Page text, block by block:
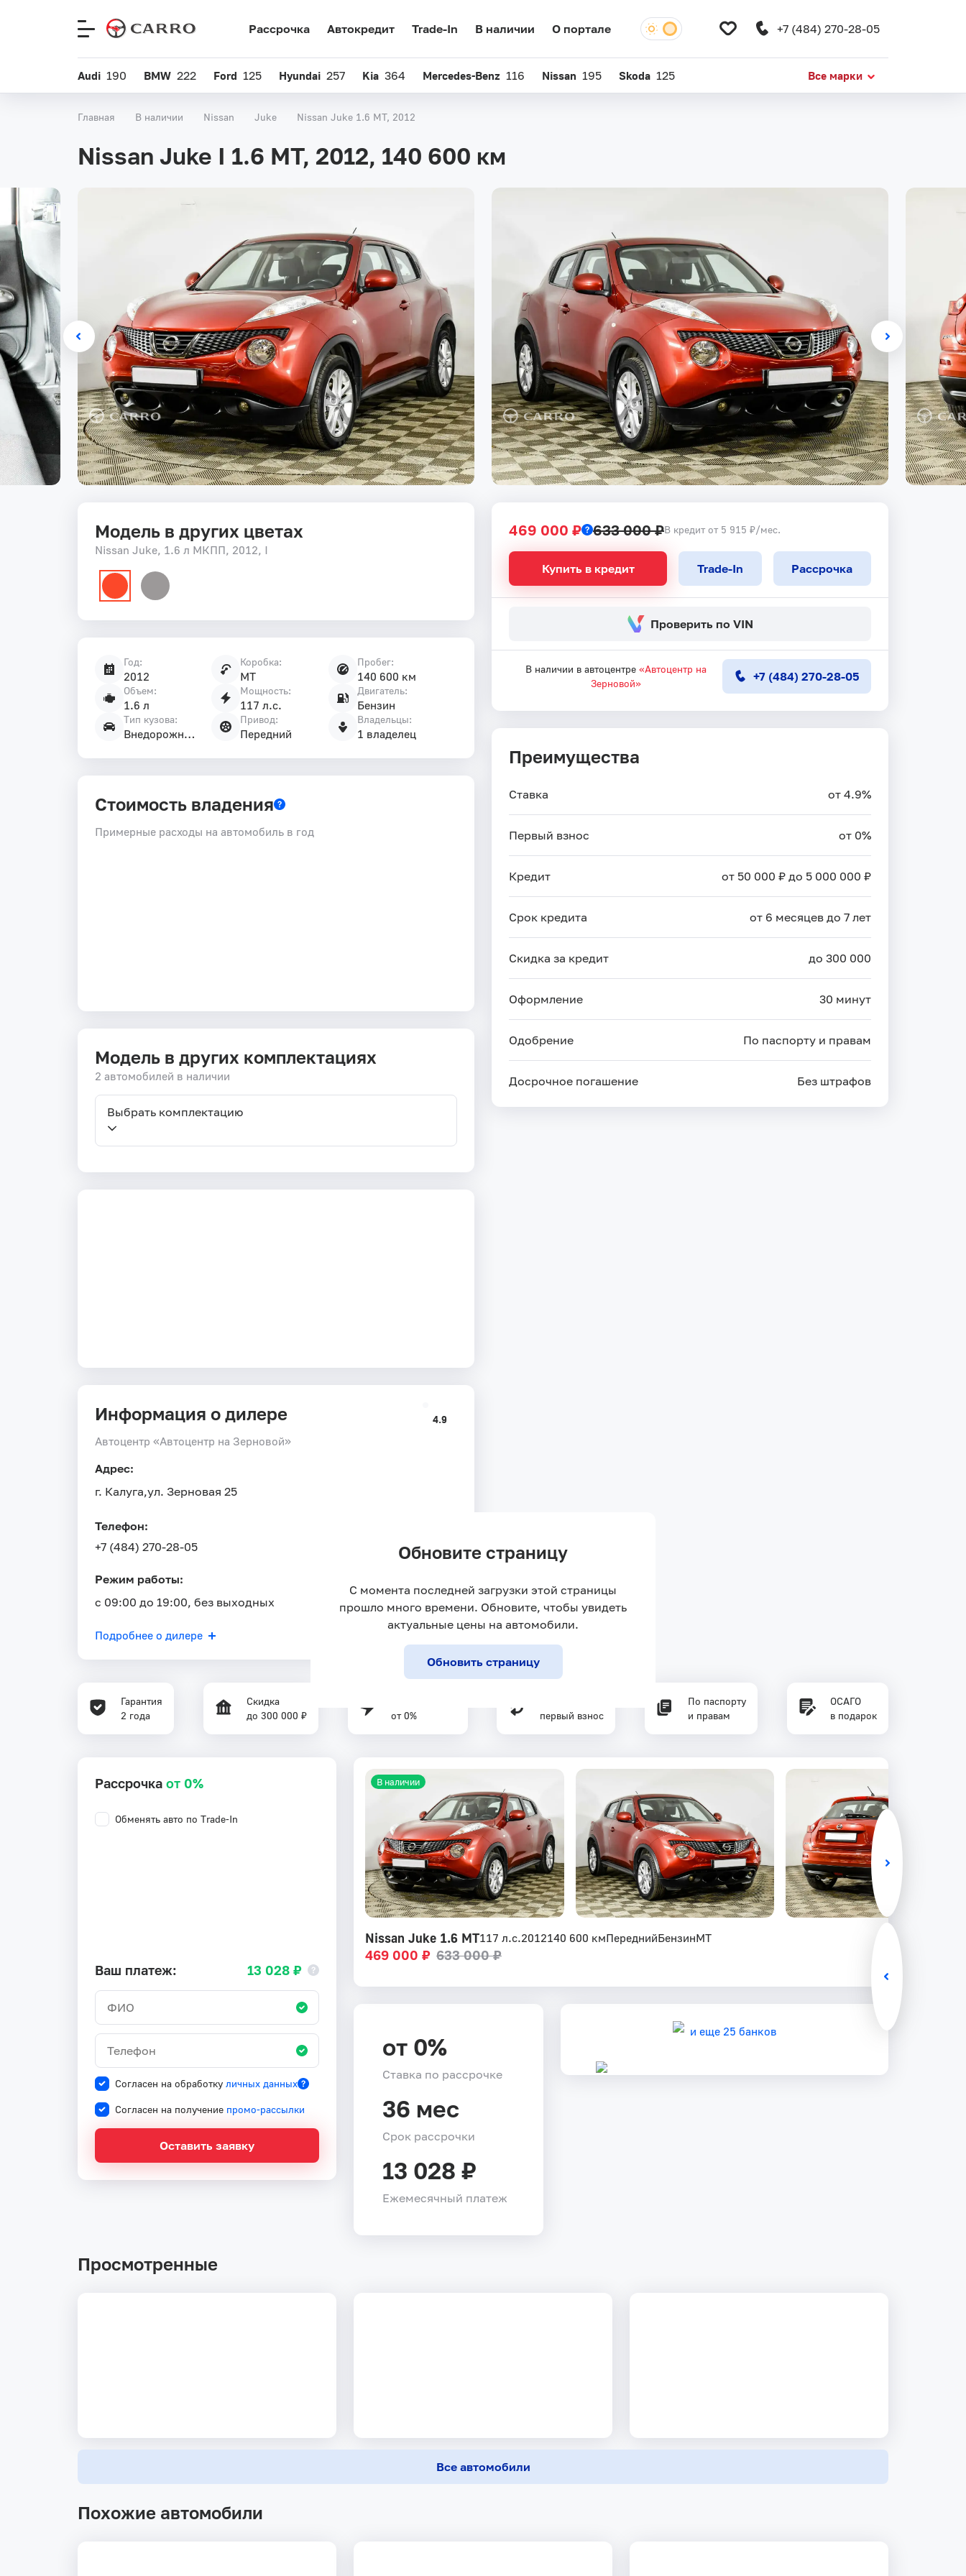
Рассрочка Автокредит Trade-In В наличии О портале +7 (484) 270-28-05
Audi 190 BMW 222 Ford 125 Hyundai 257 Kia 364 Mercedes-Benz 116 Nissan 195 Skoda 125 Все марки
Главная В наличии Nissan Juke Nissan Juke 1.6 MT, 2012
Nissan Juke I 1.6 MT, 2012, 140 600 км
469 000 ₽ 633 000 ₽В кредит от 5 915 ₽/мес.
Купить в кредит Trade-In Рассрочка
Проверить по VIN
В наличии в автоцентре «Автоцентр на
Зерновой»
+7 (484) 270-28-05
Преимущества
Ставка от 4.9%
Первый взнос от 0%
Кредит от 50 000 ₽ до 5 000 000 ₽
Срок кредита от 6 месяцев до 7 лет
Скидка за кредит до 300 000
Оформление 30 минут
Одобрение По паспорту и правам
Досрочное погашение Без штрафов
Модель в других цветах
Nissan Juke, 1.6 л МКПП, 2012, I
Год:
2012
Коробка:
MT
Пробег:
140 600 км
Объем:
1.6 л
Мощность:
117 л.с.
Двигатель:
Бензин
Тип кузова:
Внедорожник 5 дв.
Привод:
Передний
Владельцы:
1 владелец
Стоимость владения
Примерные расходы на автомобиль в год
Модель в других комплектациях
2 автомобилей в наличии
Выбрать комплектацию
Информация о дилере
Автоцентр «Автоцентр на Зерновой»
4.9
Адрес:
г. Калуга,ул. Зерновая 25
Телефон:
+7 (484) 270-28-05
Режим работы:
с 09:00 до 19:00, без выходных
Подробнее о дилере
Гарантия
2 года
Скидка
до 300 000 ₽
от 0%
первый взнос
По паспорту
и правам
ОСАГО
в подарок
Рассрочка от 0%
Обменять авто по Trade-In
Ваш платеж: 13 028 ₽
Согласен на обработку личных данных
Согласен на получение промо-рассылки
Оставить заявку
Nissan Juke 1.6 MT117 л.с.2012140 600 кмПереднийБензинMT
469 000 ₽ 633 000 ₽
В наличии
от 0%
Ставка по рассрочке
36 мес
Срок рассрочки
13 028 ₽
Ежемесячный платеж
и еще 25 банков
Просмотренные
Все автомобили
Похожие автомобили
Обновите страницу
С момента последней загрузки этой страницы
прошло много времени. Обновите, чтобы увидеть
актуальные цены на автомобили.
Обновить страницу